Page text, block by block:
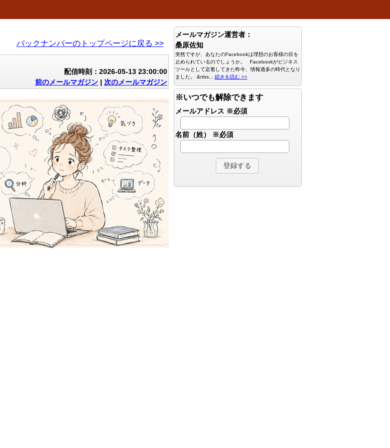
バックナンバーのトップページに戻る >>
配信時刻：2026-05-13 23:00:00
前のメールマガジン | 次のメールマガジン
メールマガジン運営者：
桑原佐知
突然ですが、あなたのFacebookは理想のお客様の目を
止められているのでしょうか。 Facebookがビジネス
ツールとして定着してきた昨今、情報過多の時代となり
ました。 &nbs... 続きを読む >>
※いつでも解除できます
メールアドレス ※必須
名前（姓） ※必須